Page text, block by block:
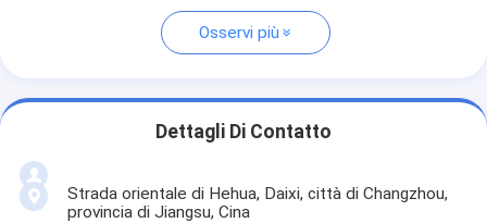
Osservi più
Dettagli Di Contatto
Strada orientale di Hehua, Daixi, città di Changzhou,
provincia di Jiangsu, Cina